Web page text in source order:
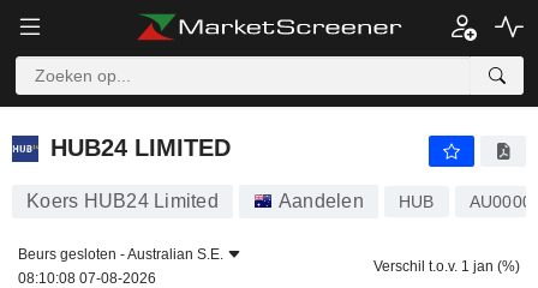
HUB24 LIMITED
HUB24 LIMITED
Koers HUB24 Limited Aandelen HUB
Beurs gesloten -Australian S.E.
08:10:08 07-08-2026
Verschil t.o.v. 1 jan (%)